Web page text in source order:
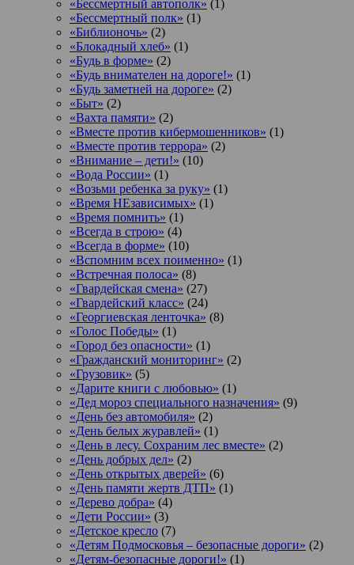
«Бессмертный автополк» (1)
«Бессмертный полк» (1)
«Библионочь» (2)
«Блокадный хлеб» (1)
«Будь в форме» (2)
«Будь внимателен на дороге!» (1)
«Будь заметней на дороге» (2)
«Быт» (2)
«Вахта памяти» (2)
«Вместе против кибермошенников» (1)
«Вместе против террора» (2)
«Внимание – дети!» (10)
«Вода России» (1)
«Возьми ребенка за руку» (1)
«Время НЕзависимых» (1)
«Время помнить» (1)
«Всегда в строю» (4)
«Всегда в форме» (10)
«Вспомним всех поименно» (1)
«Встречная полоса» (8)
«Гвардейская смена» (27)
«Гвардейский класс» (24)
«Георгиевская ленточка» (8)
«Голос Победы» (1)
«Город без опасности» (1)
«Гражданский мониторинг» (2)
«Грузовик» (5)
«Дарите книги с любовью» (1)
«Дед мороз специального назначения» (9)
«День без автомобиля» (2)
«День белых журавлей» (1)
«День в лесу. Сохраним лес вместе» (2)
«День добрых дел» (2)
«День открытых дверей» (6)
«День памяти жертв ДТП» (1)
«Дерево добра» (4)
«Дети России» (3)
«Детское кресло (7)
«Детям Подмосковья – безопасные дороги» (2)
«Детям-безопасные дороги!» (1)